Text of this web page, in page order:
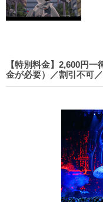
【特別料金】2,600円
金が必要）／割引不可